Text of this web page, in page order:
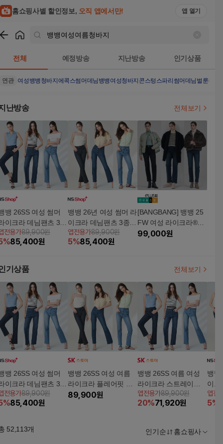
홈쇼핑사별 할인정보, 오직 앱에서만! 앱 열기
전체 예정방송 지난방송 인기상품
연관 여성뱅뱅청바지 에콕스썸머데님 뱅뱅여성청바지 콘스텅스파리썸머데님 벌룬청바
난방송 전체보기
뱅 26SS 여성 썸머
이크라 데님팬츠 3종
쿠폰+구매 후 3천원
립
전용가89,900원
%85,400원
뱅뱅 26년 여성 썸머 라
이크라 데님팬츠 3종
5%쿠폰+구매 후 3천원
적립
앱전용가89,900원
5%85,400원
[BANGBANG] 뱅뱅 25
FW 여성 라이크라®소
재 본딩 데님 3종 (겨울
99,000원
기상품 전체보기
뱅 26SS 여성 썸머
이크라 데님팬츠 3종
쿠폰+구매 후 3천원
립
전용가89,900원
%85,400원
뱅뱅 26SS 여성 여름
라이크라 플레어핏 데
님 3종
89,900원
뱅뱅 26SS 여름 여성
라이크라 스트레이트
데님 3종
앱전용가89,900원
20%71,920원
뱅뱅
이크
5%
적립
앱전
5%
52,113개 인기순 홈쇼핑사